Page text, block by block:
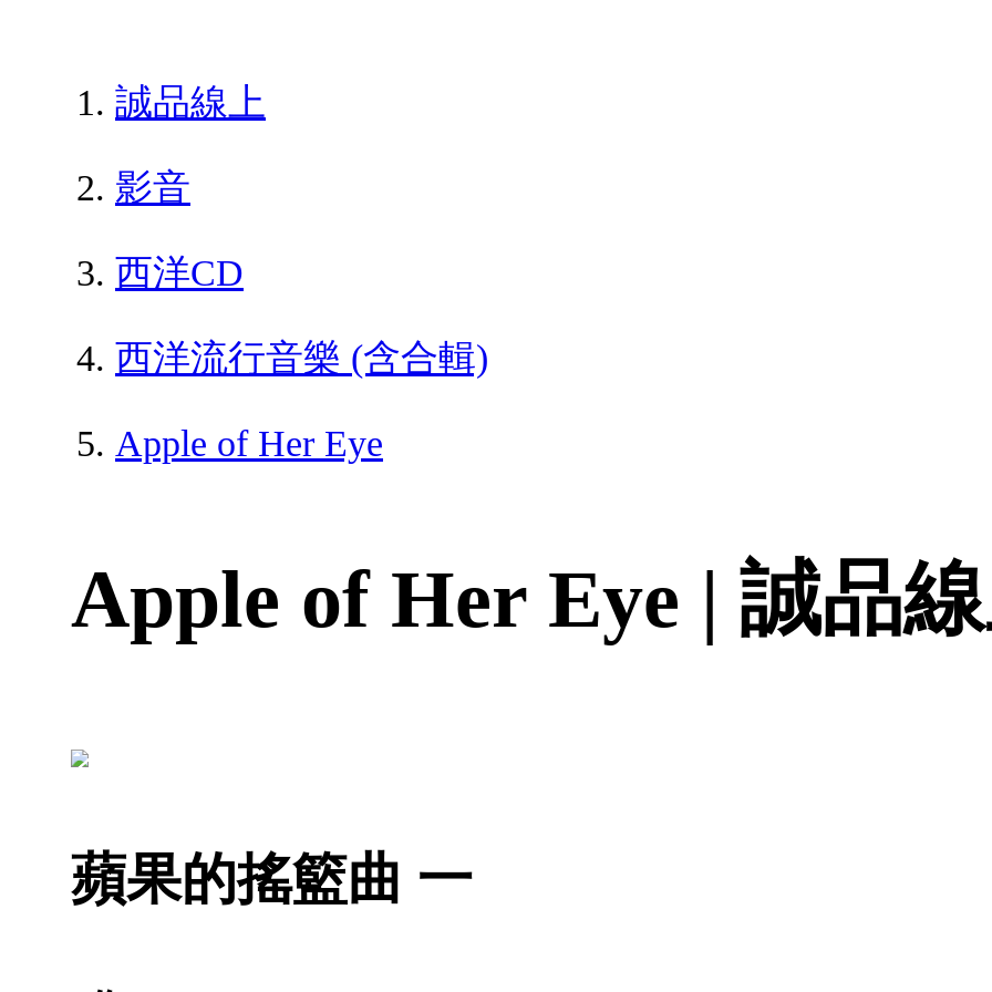
誠品線上
影音
西洋CD
西洋流行音樂 (含合輯)
Apple of Her Eye
Apple of Her Eye | 誠品
蘋果的搖籃曲 一